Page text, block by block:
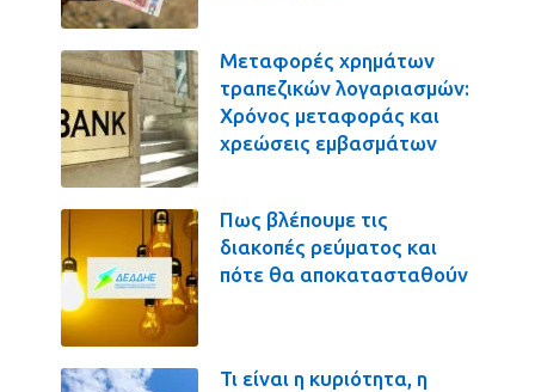
Μεταφορές χρημάτων
τραπεζικών λογαριασμών:
Χρόνος μεταφοράς και
χρεώσεις εμβασμάτων
Πως βλέπουμε τις
διακοπές ρεύματος και
πότε θα αποκατασταθούν
Τι είναι η κυριότητα, η